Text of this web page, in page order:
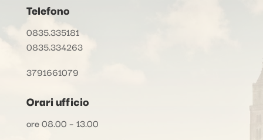
Telefono
0835.335181
0835.334263
3791661079
Orari ufficio
ore 08.00 – 13.00